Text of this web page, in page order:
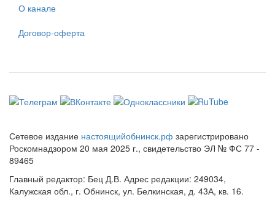
О канале
Договор-оферта
Сетевое издание настоящийобнинск.рф зарегистрировано
Роскомнадзором 20 мая 2025 г., свидетельство ЭЛ № ФС 77 -
89465
Главный редактор: Бец Д.В. Адрес редакции: 249034,
Калужская обл., г. Обнинск, ул. Белкинская, д. 43А, кв. 16.